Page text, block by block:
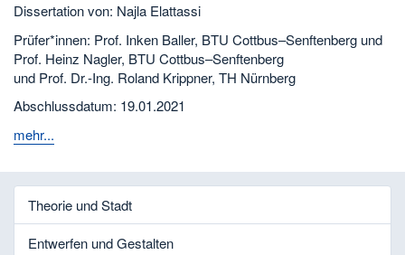
Dissertation von: Najla Elattassi
Prüfer*innen: Prof. Inken Baller, BTU Cottbus–Senftenberg und
Prof. Heinz Nagler, BTU Cottbus–Senftenberg
und Prof. Dr.-Ing. Roland Krippner, TH Nürnberg
Abschlussdatum: 19.01.2021
mehr...
Theorie und Stadt
Entwerfen und Gestalten